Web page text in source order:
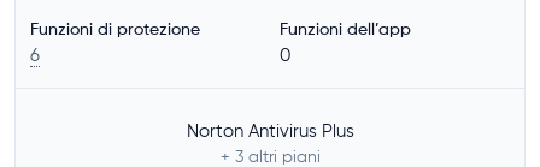
Funzioni di protezione
6
Funzioni dell’app
0
Norton Antivirus Plus
+ 3 altri piani